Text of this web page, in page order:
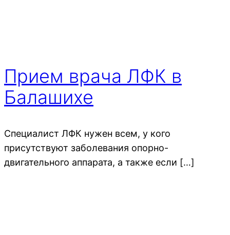
Прием врача ЛФК в
Балашихе
Специалист ЛФК нужен всем, у кого
присутствуют заболевания опорно-
двигательного аппарата, а также если […]